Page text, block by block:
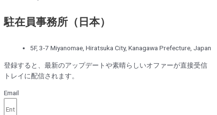
駐在員事務所（日本）
5F, 3-7 Miyanomae, Hiratsuka City, Kanagawa Prefecture, Japan
登録すると、最新のアップデートや素晴らしいオファーが直接受信
トレイに配信されます。
Email